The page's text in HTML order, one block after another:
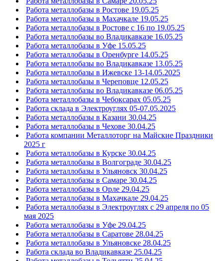
Работа металлобазы в Ростове 19.05.25
Работа металлобазы в Махачкале 19.05.25
Работа металлобазы в Ростове с 16 по 19.05.25
Работа металлобазы во Владикавказе 16.05.25
Работа металлобазы в Уфе 15.05.25
Работа металлобазы в Оренбурге 14.05.25
Работа металлобазы во Владикавказе 13.05.25
Работа металлобазы в Ижевске 13-14.05.2025
Работа металлобазы в Череповце 12.05.25
Работа металлобазы во Владикавказе 06.05.25
Работа металлобазы в Чебоксарах 05.05.25
Работа склада в Электроуглях 05-07.05.2025
Работа металлобазы в Казани 30.04.25
Работа металлобазы в Чехове 30.04.25
Работа компании Металлоторг на Майские Праздники
2025 г
Работа металлобазы в Курске 30.04.25
Работа металлобазы в Волгограде 30.04.25
Работа металлобазы в Ульяновск 30.04.25
Работа металлобазы в Самаре 30.04.25
Работа металлобазы в Орле 29.04.25
Работа металлобазы в Махачкале 29.04.25
Работа металлобазы в Электроуглях с 29 апреля по 05
мая 2025
Работа металлобазы в Уфе 29.04.25
Работа металлобазы в Саратове 28.04.25
Работа металлобазы в Ульяновске 28.04.25
Работа склада во Владикавказе 25.04.25